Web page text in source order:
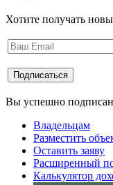
Хотите получать
Вы успешно
Владельцам
Разместить
Оставить заяву
Расширенный
Калькулятор